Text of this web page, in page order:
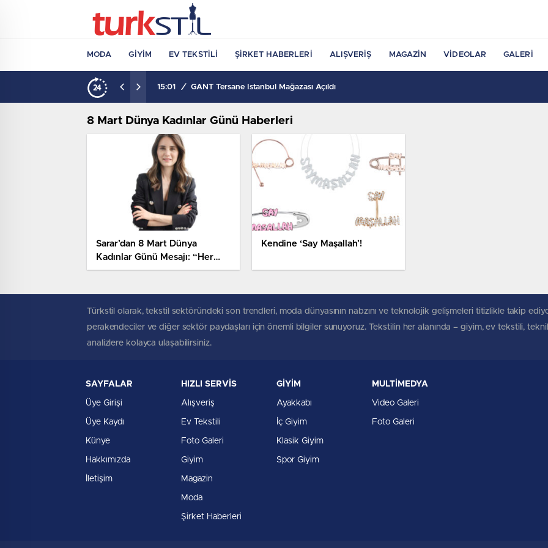
MODA GIYIM EV TEKSTILI ŞIRKET HABERLERI ALIŞVERIŞ MAGAZIN VIDEOLAR GALERI
15:01 / GANT Tersane İstanbul Mağazası Açıldı
8 Mart Dünya Kadınlar Günü Haberleri
Sarar’dan 8 Mart Dünya
Kadınlar Günü Mesajı: “Her
Şeyin Başı Eşitlik”
Kendine ‘Say Maşallah’!
Türkstil olarak, tekstil sektöründeki son trendleri, moda dünyasının nabzını ve teknolojik gelişmeleri titizlikle takip
perakendeciler ve diğer sektör paydaşları için önemli bilgiler sunuyoruz. Tekstilin her alanında – giyim, ev tekstili,
analizlere kolayca ulaşabilirsiniz.
SAYFALAR
Üye Girişi
Üye Kaydı
Künye
Hakkımızda
İletişim
HIZLI SERVİS
Alışveriş
Ev Tekstili
Foto Galeri
Giyim
Magazin
Moda
Şirket Haberleri
GİYİM
Ayakkabı
İç Giyim
Klasik Giyim
Spor Giyim
MULTİMEDYA
Video Galeri
Foto Galeri